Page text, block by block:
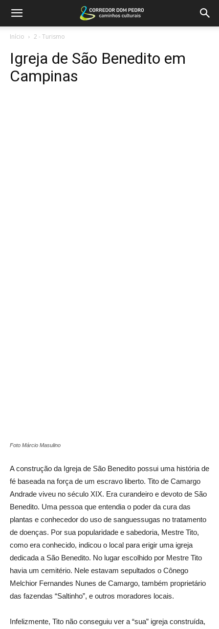
Início 2 - Turismo
Igreja de São Benedito em
Campinas
Foto Márcio Masulino
A construção da Igreja de São Benedito possui uma história de
fé baseada na força de um escravo liberto. Tito de Camargo
Andrade viveu no século XIX. Era curandeiro e devoto de São
Benedito. Uma pessoa que entendia o poder da cura das
plantas e conhecedor do uso de sanguessugas no tratamento
de doenças. Por sua popularidade e sabedoria, Mestre Tito,
como era conhecido, indicou o local para erigir uma igreja
dedicada a São Benedito. No lugar escolhido por Mestre Tito
havia um cemitério. Nele estavam sepultados o Cônego
Melchior Fernandes Nunes de Camargo, também proprietário
das fazendas “Saltinho”, e outros moradores locais.
Infelizmente, Tito não conseguiu ver a “sua” igreja construída,